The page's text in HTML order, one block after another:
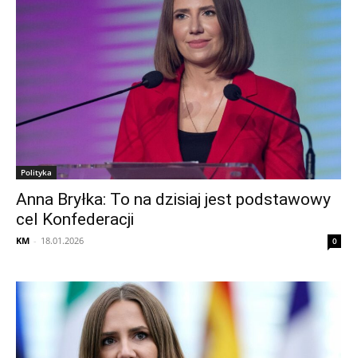
Polityka
Anna Bryłka: To na dzisiaj jest podstawowy
cel Konfederacji
KM - 18.01.2026 0